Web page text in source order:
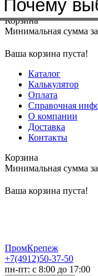
Меню+7(4912)50-37-
Корзина
Минимальная сумма
Ваша корзина пуста!
Каталог
Калькулятор
Оплата
Справочная
О компании
Доставка
Контакты
Корзина
Минимальная сумма
Ваша корзина пуста!
ПромКрепеж
+7(4912)50-37-50
пн-пт: с 8:00 до 17:00
с
Почему